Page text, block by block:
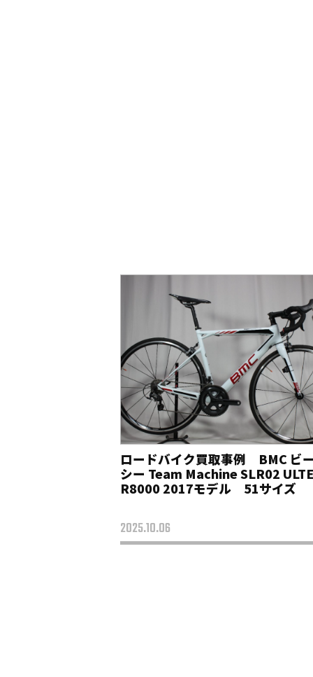
ロードバイク買取事例 BMC ビ
シー Team Machine SLR02
R8000 2017モデル 51サイズ
2025.10.06